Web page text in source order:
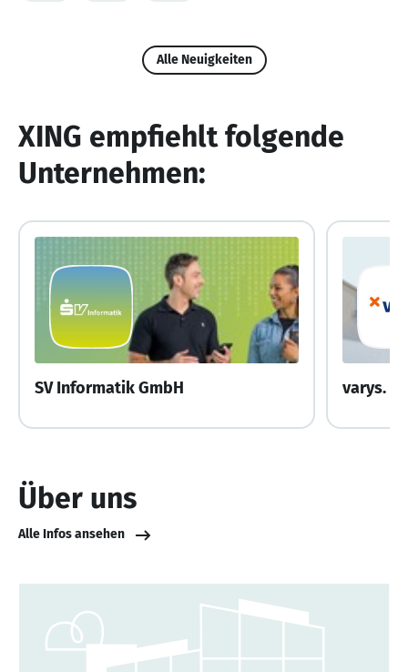
Alle Neuigkeiten
XING empfiehlt folgende
Unternehmen:
SV Informatik GmbH
Über uns
Alle Infos ansehen